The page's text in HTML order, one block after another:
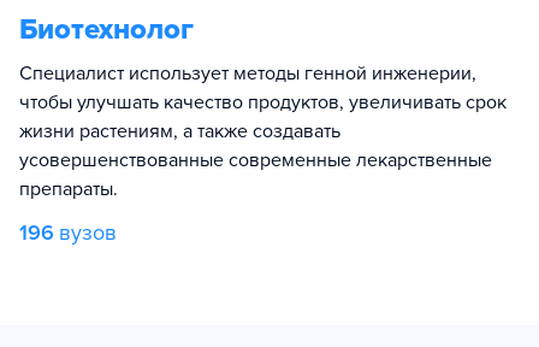
Биотехнолог
Специалист использует методы генной инженерии,
чтобы улучшать качество продуктов, увеличивать срок
жизни растениям, а также создавать
усовершенствованные современные лекарственные
препараты.
196 вузов